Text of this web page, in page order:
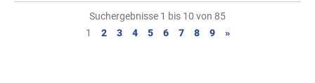
Suchergebnisse 1 bis 10 von 85
1
2 3 4 5 6 7 8 9 »